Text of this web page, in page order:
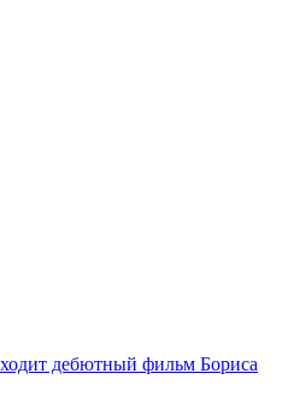
дебютный фильм Бориса